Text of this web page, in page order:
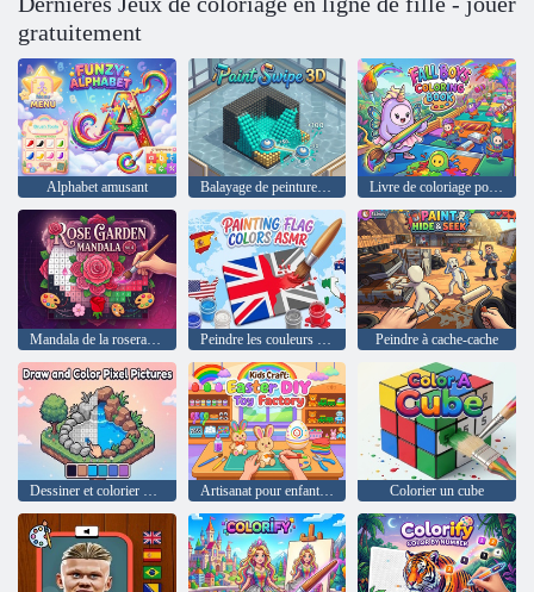
gratuitement
Alphabet amusant Balayage de peinture 3D Livre de coloriage pour garçons d'automne
Peindre à cache-cache
Dessiner et colorier des images en pixels Artisanat pour enfants : Usine de jouets de bricolage de Pâques Colorier un cube